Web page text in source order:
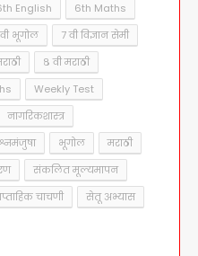
English
6th Maths
भूगोल
7 वी विज्ञान सेमी
८ वी मराठी
Weekly Test
नागरिकशास्त्र
भूगोल
मराठी
संकलित मूल्यमापन
चाचणी
सेतू अभ्यास